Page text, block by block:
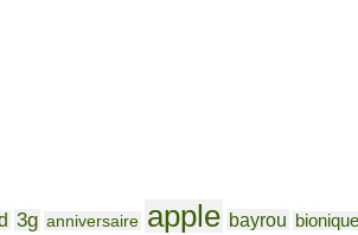
3g anniversaire apple bayrou bionique